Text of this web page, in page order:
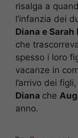
risalga a
l’infanzia dei
Diana e Sarah
che
spesso i loro
vacanze in
l’arrivo dei
Diana che
anno.